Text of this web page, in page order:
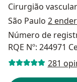
Cirurgião vascular
São Paulo 2
Número de
RQE Nº: 244971
281